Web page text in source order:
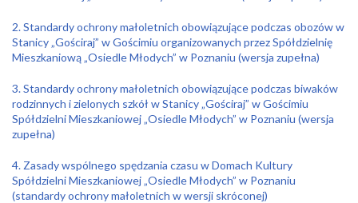
2. Standardy ochrony małoletnich obowiązujące podczas obozów w
Stanicy „Gościraj” w Gościmiu organizowanych przez Spółdzielnię
Mieszkaniową „Osiedle Młodych” w Poznaniu (wersja zupełna)
3. Standardy ochrony małoletnich obowiązujące podczas biwaków
rodzinnych i zielonych szkół w Stanicy „Gościraj” w Gościmiu
Spółdzielni Mieszkaniowej „Osiedle Młodych” w Poznaniu (wersja
zupełna)
4. Zasady wspólnego spędzania czasu w Domach Kultury
Spółdzielni Mieszkaniowej „Osiedle Młodych” w Poznaniu
(standardy ochrony małoletnich w wersji skróconej)